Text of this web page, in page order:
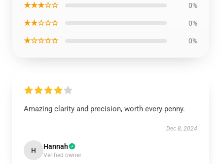
★★★☆☆ 0%
★★☆☆☆ 0%
★☆☆☆☆ 0%
Amazing clarity and precision, worth every penny.
Dec 8, 2024
H Hannah
Verified owner